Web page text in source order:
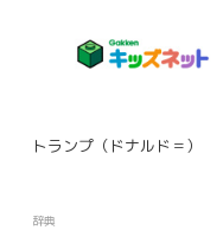
トランプ（ドナルド＝）
辞典